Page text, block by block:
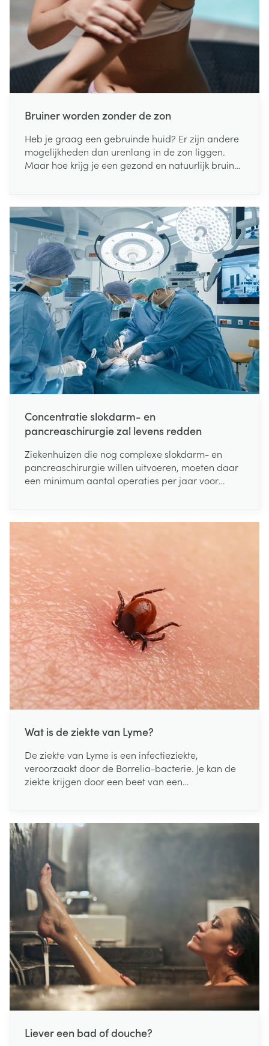
Bruiner worden zonder de zon
Heb je graag een gebruinde huid? Er zijn andere
mogelijkheden dan urenlang in de zon liggen.
Maar hoe krijg je een gezond en natuurlijk bruin
Concentratie slokdarm- en
pancreaschirurgie zal levens redden
Ziekenhuizen die nog complexe slokdarm- en
pancreaschirurgie willen uitvoeren, moeten daar
een minimum aantal operaties per jaar voor
zich: hoe meer expertise een ziekenhuis heeft met
de behandeling van slokdarm- of
pancreaskanker, hoe meer kans een patiënt heeft
op een succesvolle behandeling", aldus minister
De Block. "Met deze maatregel zullen we levens
redden."
Wat is de ziekte van Lyme?
De ziekte van Lyme is een infectieziekte,
veroorzaakt door de Borrelia-bacterie. Je kan de
ziekte krijgen door een beet van een
Liever een bad of douche?